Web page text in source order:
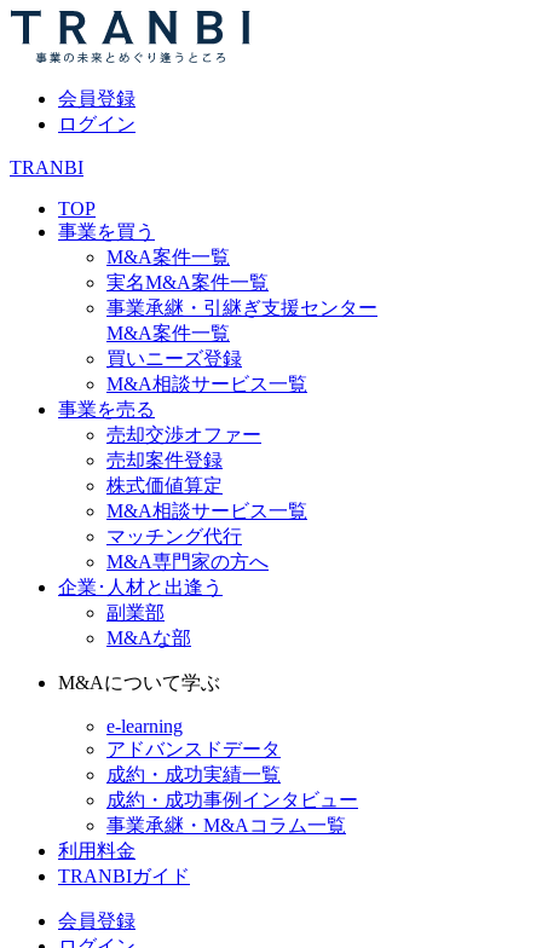
会員登録
ログイン
TRANBI
TOP
事業を買う
M&A案件一覧
実名M&A案件一覧
事業承継・引継ぎ支援センター
M&A案件一覧
買いニーズ登録
M&A相談サービス一覧
事業を売る
売却交渉オファー
売却案件登録
株式価値算定
M&A相談サービス一覧
マッチング代行
M&A専門家の方へ
企業･人材と出逢う
副業部
M&Aな部
M&Aについて学ぶ
e-learning
アドバンスドデータ
成約・成功実績一覧
成約・成功事例インタビュー
事業承継・M&Aコラム一覧
利用料金
TRANBIガイド
会員登録